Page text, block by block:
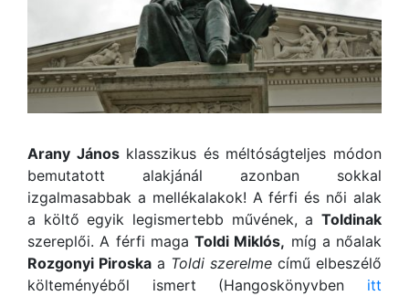
Arany Jánosklasszikus és méltóságteljes módon
bemutatott alakjánál azonban sokkal
izgalmasabbak a mellékalakok! A férfi és női alak
a költő egyik legismertebb művének, a Toldinak
szereplői. A férfi maga Toldi Miklós, míg a nőalak
Rozgonyi Piroska a Toldi szerelme című elbeszélő
költeményéből ismert (Hangoskönyvben itt